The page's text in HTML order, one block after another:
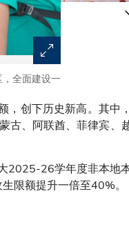
全面建设一
，创下历史新高。其中
古、阿联酋、菲律宾、
2025-26学年度非本地
限额提升一倍至40%。